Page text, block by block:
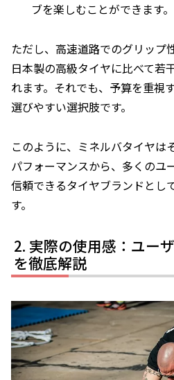
ブを楽しむことができます。
ただし、高速道路でのグリップ
日本製の高級タイヤに比べて若
れます。それでも、予算を重視
選びやすい選択肢です。
このように、ミネルバタイヤは
パフォーマンスから、多くのユ
信頼できるタイヤブランドとし
す。
実際の使用感：ユー
を徹底解説